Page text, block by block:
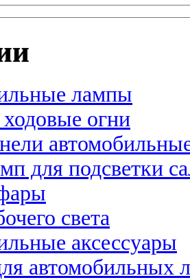
лампы
огни
для подсветки
света
аксессуары
автомобильных